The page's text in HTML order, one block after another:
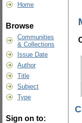
Home
Browse
Communities
& Collections
Issue Date
Author
Title
Subject
Type
Sign on to: